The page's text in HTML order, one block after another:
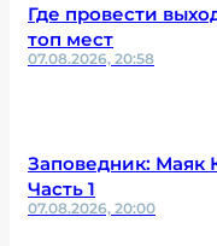
Где провести
топ мест
07.08.2026, 20:58
Заповедник: Маяк
Часть 1
07.08.2026, 20:00